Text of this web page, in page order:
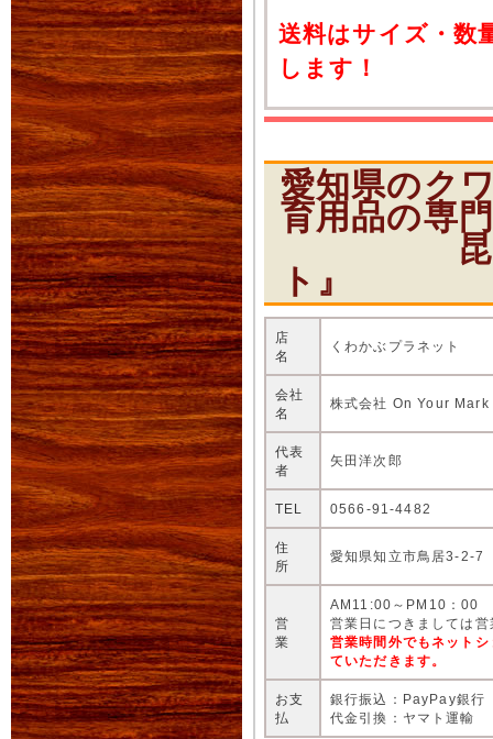
送料はサイズ・数
します！
愛知県のク
育用品の専
昆虫シ
ト』
店
名
くわかぶプラネット
会社
名
株式会社 On Your Mark
代表
者
矢田洋次郎
TEL 0566-91-4482
住
所
愛知県知立市鳥居3-2-7
営
業
AM11:00～PM10：00
営業日につきましては
営業時間外でもネット
ていただきます。
お支
払
銀行振込：PayPay銀行
代金引換：ヤマト運輸